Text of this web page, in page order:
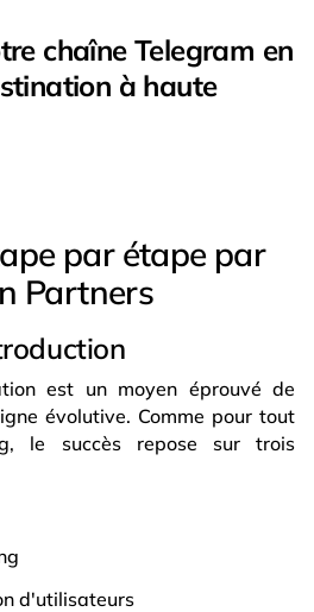
chaîne Telegram en
à haute
par étape par
Partners
est un moyen éprouvé de
évolutive. Comme pour tout
le succès repose sur trois
d'utilisateurs